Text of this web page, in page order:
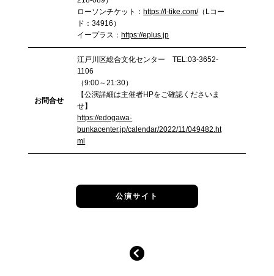
ローソンチケット： https://l-tike.com/（Lコー
ド：34916）
イープラス： https://eplus.jp
お問合せ
江戸川区総合文化センター TEL:03-3652-
1106
（9:00～21:30）
【公演詳細は主催者HPをご確認くださいま
せ】
https://edogawa-
bunkacenter.jp/calendar/2022/11/049482.ht
ml
公演サイト